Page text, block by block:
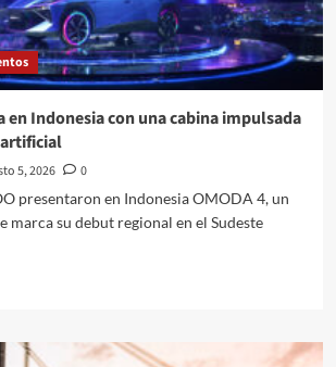
en Indonesia con una cabina impulsada
5, 2026
0
presentaron en Indonesia OMODA 4, un
marca su debut regional en el Sudeste